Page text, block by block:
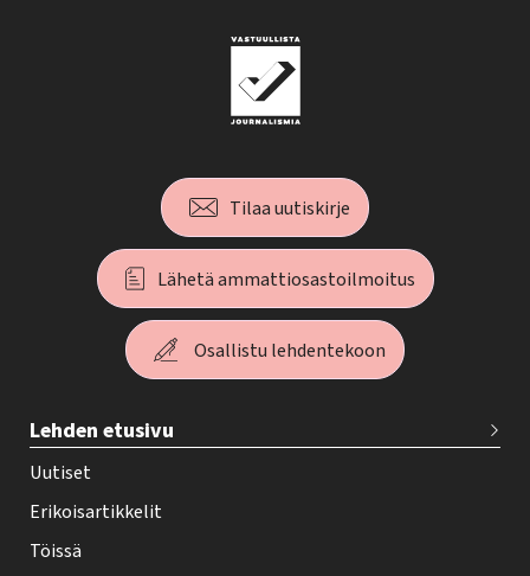
Tilaa uutiskirje
Lähetä ammattiosastoilmoitus
Osallistu lehdentekoon
e
h
y
-
Lehden etusivu
Uutiset
Erikoisartikkelit
Töissä